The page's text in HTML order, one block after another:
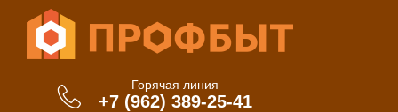
Горячая линия
+7 (962) 389-25-41